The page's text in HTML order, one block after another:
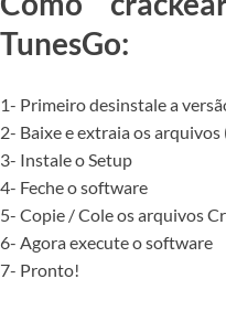
TunesGo:
1- Primeiro desinstale a
2- Baixe e extraia os
3- Instale o Setup
4- Feche o software
5- Copie / Cole os arquivos
6- Agora execute o software
7- Pronto!